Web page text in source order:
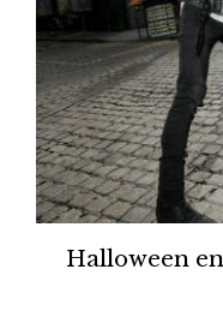
Halloween